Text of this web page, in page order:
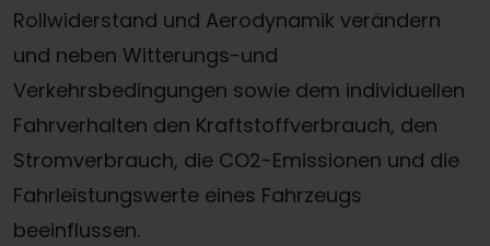
Rollwiderstand und Aerodynamik verändern
und neben Witterungs-und
Verkehrsbedingungen sowie dem individuellen
Fahrverhalten den Kraftstoffverbrauch, den
Stromverbrauch, die CO2-Emissionen und die
Fahrleistungswerte eines Fahrzeugs
beeinflussen.